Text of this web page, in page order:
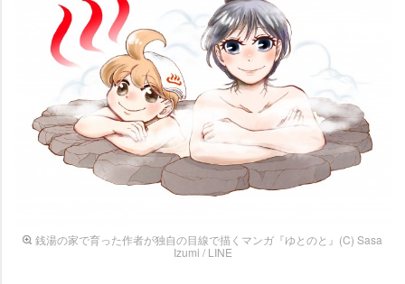
銭湯の家で育った作者が独自の目線で描くマンガ『ゆとのと』(C) Sasa
Izumi / LINE